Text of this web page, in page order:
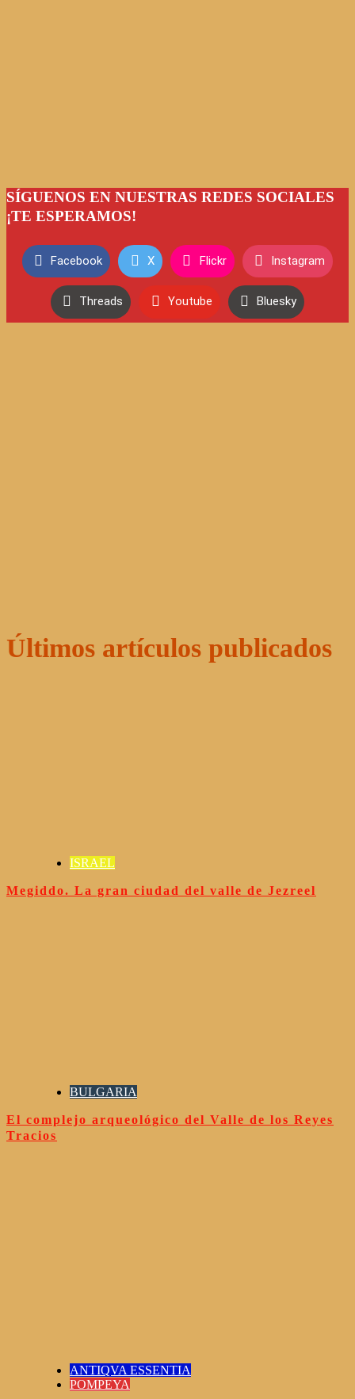
SÍGUENOS EN NUESTRAS REDES SOCIALES
¡TE ESPERAMOS!
Facebook X Flickr Instagram
Threads Youtube Bluesky
Últimos artículos publicados
ISRAEL
Megiddo. La gran ciudad del valle de Jezreel
BULGARIA
El complejo arqueológico del Valle de los Reyes
Tracios
ANTIQVA ESSENTIA
POMPEYA